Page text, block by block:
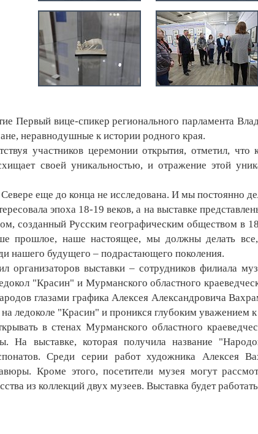
Первый вице-спикер регионального парламента
неравнодушные к истории родного края.
участников церемонии открытия, отметил, что
своей уникальностью, и отражение этой
еще до конца не исследована. И мы постоянно
эпоха 18-19 веков, а на выставке
созданный Русским географическим обществом в
прошлое, наше настоящее, мы должны делать все,
нашего будущего – подрастающего поколения.
организаторов выставки – сотрудников филиала
"Красин" и Мурманского областного
глазами графика Алексея Александровича
ледоколе "Красин" и проникся глубоким уважением
в стенах Мурманского областного
На выставке, которая получила название
Среди серии работ художника Алексея
Кроме этого, посетители музея могут
из коллекций двух музеев. Выставка будет